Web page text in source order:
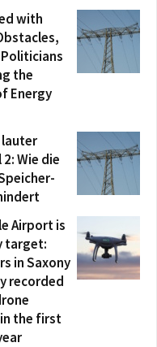
with
the
Energy
Wie die
Airport is
target:
in Saxony
recorded
the first